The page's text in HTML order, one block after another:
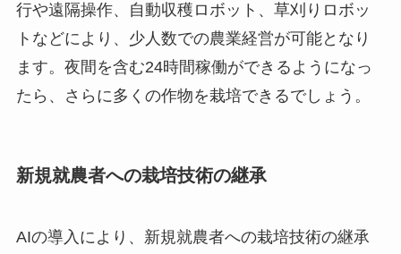
行や遠隔操作、自動収穫ロボット、草刈りロボッ
トなどにより、少人数での農業経営が可能となり
ます。夜間を含む24時間稼働ができるようになっ
たら、さらに多くの作物を栽培できるでしょう。
新規就農者への栽培技術の継承
AIの導入により、新規就農者への栽培技術の継承